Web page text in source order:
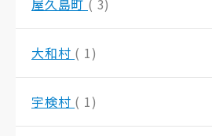
大和村 ( 1)
宇検村 ( 1)